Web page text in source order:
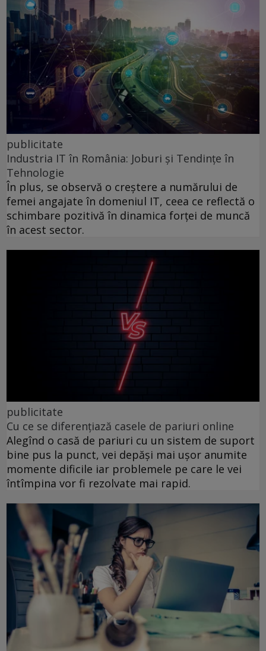
publicitate
Industria IT în România: Joburi și Tendințe în
Tehnologie
În plus, se observă o creștere a numărului de
femei angajate în domeniul IT, ceea ce reflectă o
schimbare pozitivă în dinamica forței de muncă
în acest sector.
publicitate
Cu ce se diferențiază casele de pariuri online
Alegînd o casă de pariuri cu un sistem de suport
bine pus la punct, vei depăși mai ușor anumite
momente dificile iar problemele pe care le vei
întîmpina vor fi rezolvate mai rapid.